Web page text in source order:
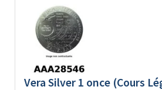
Vera Silver 1 once (Cours